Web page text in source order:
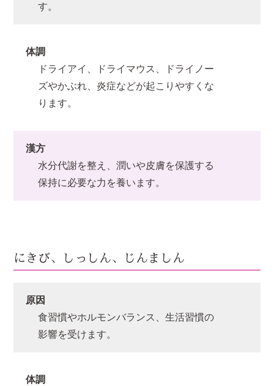
す。
体調
ドライアイ、ドライマウス、ドライノー
ズやかぶれ、炎症などが起こりやすくな
ります。
漢方
水分代謝を整え、潤いや皮膚を保護する
保持に必要な力を養います。
にきび、しっしん、じんましん
原因
食習慣やホルモンバランス、生活習慣の
影響を受けます。
体調